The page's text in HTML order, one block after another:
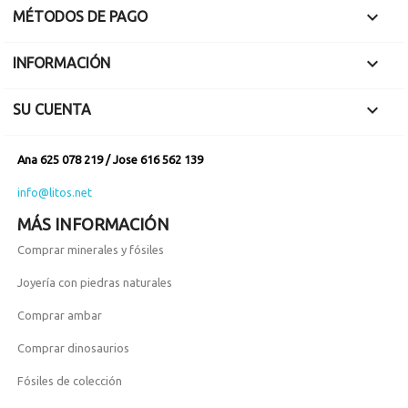
MÉTODOS DE PAGO 
INFORMACIÓN 
SU CUENTA 
Ana 625 078 219 / Jose 616 562 139
info@litos.net
MÁS INFORMACIÓN
Comprar minerales y fósiles
Joyería con piedras naturales
Comprar ambar
Comprar dinosaurios
Fósiles de colección